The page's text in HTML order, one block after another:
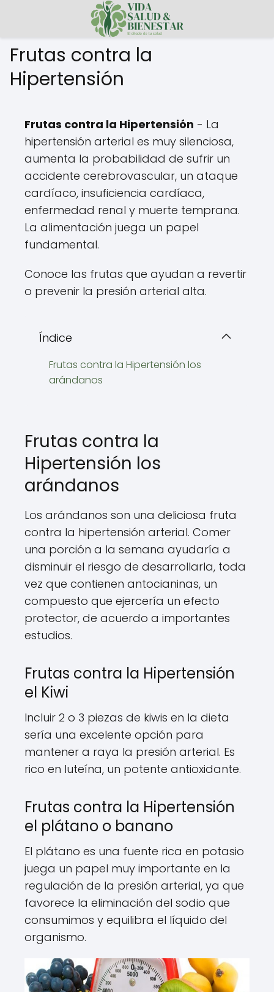
Frutas contra la
Hipertensión
Frutas contra la Hipertensión - La
hipertensión arterial es muy silenciosa,
aumenta la probabilidad de sufrir un
accidente cerebrovascular, un ataque
cardíaco, insuficiencia cardíaca,
enfermedad renal y muerte temprana.
La alimentación juega un papel
fundamental.
Conoce las frutas que ayudan a revertir
o prevenir la presión arterial alta.
Índice
Frutas contra la Hipertensión los
arándanos
Frutas contra la
Hipertensión los
arándanos
Los arándanos son una deliciosa fruta
contra la hipertensión arterial. Comer
una porción a la semana ayudaría a
disminuir el riesgo de desarrollarla, toda
vez que contienen antocianinas, un
compuesto que ejercería un efecto
protector, de acuerdo a importantes
estudios.
Frutas contra la Hipertensión
el Kiwi
Incluir 2 o 3 piezas de kiwis en la dieta
sería una excelente opción para
mantener a raya la presión arterial. Es
rico en luteína, un potente antioxidante.
Frutas contra la Hipertensión
el plátano o banano
El plátano es una fuente rica en potasio
juega un papel muy importante en la
regulación de la presión arterial, ya que
favorece la eliminación del sodio que
consumimos y equilibra el líquido del
organismo.